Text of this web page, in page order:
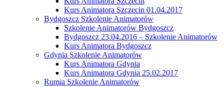
Kurs Animatora Szczecin 01.04.2017
Bydgoszcz Szkolenie Animatorów
Szkolenie Animatorów Bydgoszcz
Bydgoszcz 23.04.2016 – Szkolenie Animatorów
Kurs Animatora Bydgoszcz
Gdynia Szkolenie Animatorów
Kurs Animatora Gdynia
Kurs Animatora Gdynia 25.02.2017
Rumia Szkolenie Animatorów